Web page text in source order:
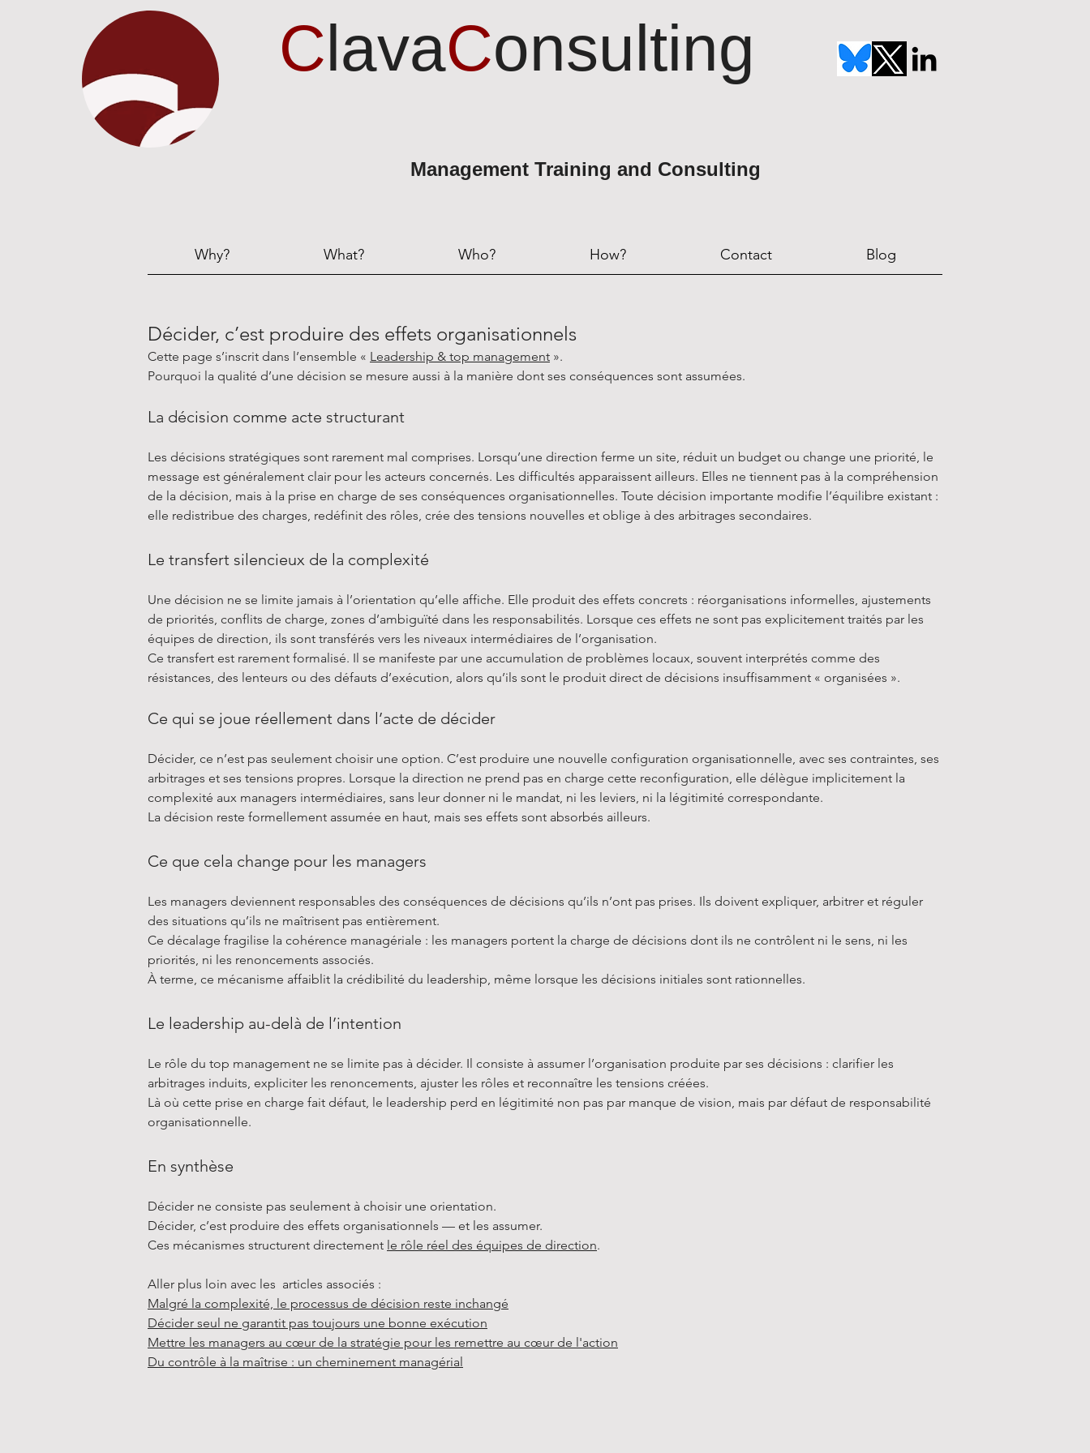
ClavaConsulting
Management Training and Consulting
Why? What? Who? How? Contact Blog
Décider, c’est produire des effets organisationnels
Cette page s’inscrit dans l’ensemble « Leadership & top management ».
Pourquoi la qualité d’une décision se mesure aussi à la manière dont ses conséquences sont assumées.
La décision comme acte structurant
Les décisions stratégiques sont rarement mal comprises. Lorsqu’une direction ferme un site, réduit un budget ou change une priorité, le
message est généralement clair pour les acteurs concernés. Les difficultés apparaissent ailleurs. Elles ne tiennent pas à la compréhension
de la décision, mais à la prise en charge de ses conséquences organisationnelles. Toute décision importante modifie l’équilibre existant :
elle redistribue des charges, redéfinit des rôles, crée des tensions nouvelles et oblige à des arbitrages secondaires.
Le transfert silencieux de la complexité
Une décision ne se limite jamais à l’orientation qu’elle affiche. Elle produit des effets concrets : réorganisations informelles, ajustements
de priorités, conflits de charge, zones d’ambiguïté dans les responsabilités. Lorsque ces effets ne sont pas explicitement traités par les
équipes de direction, ils sont transférés vers les niveaux intermédiaires de l’organisation.
Ce transfert est rarement formalisé. Il se manifeste par une accumulation de problèmes locaux, souvent interprétés comme des
résistances, des lenteurs ou des défauts d’exécution, alors qu’ils sont le produit direct de décisions insuffisamment « organisées ».
Ce qui se joue réellement dans l’acte de décider
Décider, ce n’est pas seulement choisir une option. C’est produire une nouvelle configuration organisationnelle, avec ses contraintes, ses
arbitrages et ses tensions propres. Lorsque la direction ne prend pas en charge cette reconfiguration, elle délègue implicitement la
complexité aux managers intermédiaires, sans leur donner ni le mandat, ni les leviers, ni la légitimité correspondante.
La décision reste formellement assumée en haut, mais ses effets sont absorbés ailleurs.
Ce que cela change pour les managers
Les managers deviennent responsables des conséquences de décisions qu’ils n’ont pas prises. Ils doivent expliquer, arbitrer et réguler
des situations qu’ils ne maîtrisent pas entièrement.
Ce décalage fragilise la cohérence managériale : les managers portent la charge de décisions dont ils ne contrôlent ni le sens, ni les
priorités, ni les renoncements associés.
À terme, ce mécanisme affaiblit la crédibilité du leadership, même lorsque les décisions initiales sont rationnelles.
Le leadership au-delà de l’intention
Le rôle du top management ne se limite pas à décider. Il consiste à assumer l’organisation produite par ses décisions : clarifier les
arbitrages induits, expliciter les renoncements, ajuster les rôles et reconnaître les tensions créées.
Là où cette prise en charge fait défaut, le leadership perd en légitimité non pas par manque de vision, mais par défaut de responsabilité
organisationnelle.
En synthèse
Décider ne consiste pas seulement à choisir une orientation.
Décider, c’est produire des effets organisationnels — et les assumer.
Ces mécanismes structurent directement le rôle réel des équipes de direction.
Aller plus loin avec les articles associés :
Malgré la complexité, le processus de décision reste inchangé
Décider seul ne garantit pas toujours une bonne exécution
Mettre les managers au cœur de la stratégie pour les remettre au cœur de l'action
Du contrôle à la maîtrise : un cheminement managérial